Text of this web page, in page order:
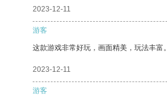
2023-12-11
游客
这款游戏非常好玩，画面精美，玩法丰富。
2023-12-11
游客